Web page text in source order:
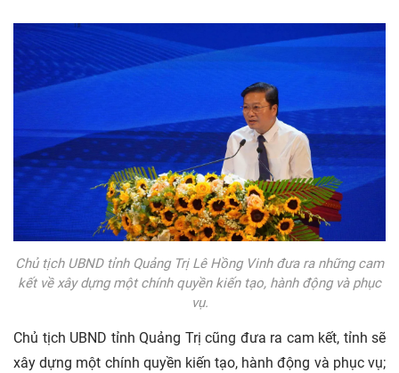
Chủ tịch UBND tỉnh Quảng Trị Lê Hồng Vinh đưa ra những cam
kết về xây dựng một chính quyền kiến tạo, hành động và phục
vụ.
Chủ tịch UBND tỉnh Quảng Trị cũng đưa ra cam kết, tỉnh sẽ
xây dựng một chính quyền kiến tạo, hành động và phục vụ;